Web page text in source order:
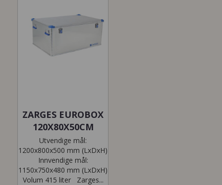
ZARGES EUROBOX
120X80X50CM
Utvendige mål:
1200x800x500 mm (LxDxH)
Innvendige mål:
1150x750x480 mm (LxDxH)
Volum 415 liter Zarges...